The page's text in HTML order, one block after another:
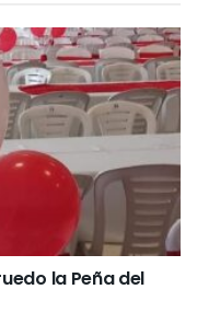
la Peña del